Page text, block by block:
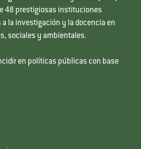
48 prestigiosas instituciones
a la investigación y la docencia en
sociales y ambientales.
en políticas públicas con base